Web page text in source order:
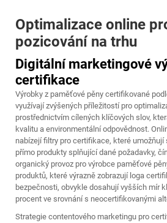
Optimalizace online
pozicování na trhu
Digitální marketingové
certifikace
Výrobky z paměťové pěny certifikované
využívají zvýšených příležitostí pro
prostřednictvím cílených klíčových slov,
kvalitu a environmentální odpovědnost.
nabízejí filtry pro certifikace, které
přímo produkty splňující dané požadavky,
organický provoz pro výrobce paměťové
produktů, které výrazně zobrazují loga
bezpečnosti, obvykle dosahují vyšších mír
procent ve srovnání s neocertifikovanými
Strategie contentového marketingu pro